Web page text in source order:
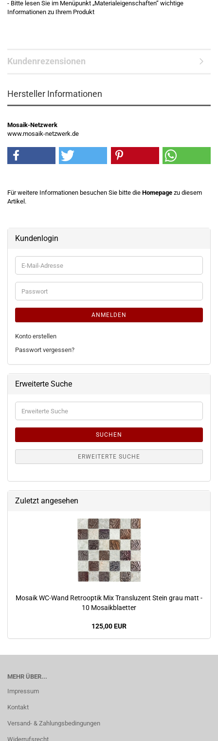
- Bitte lesen Sie im Menüpunkt „Materialeigenschaften“ wichtige
Informationen zu Ihrem Produkt
Kundenrezensionen
Hersteller Informationen
Mosaik-Netzwerk
www.mosaik-netzwerk.de
Für weitere Informationen besuchen Sie bitte die Homepage zu diesem
Artikel.
Kundenlogin
E-
Mail-
Adresse
Passwort
ANMELDEN
Konto erstellen
Passwort vergessen?
Erweiterte Suche
Erweiterte
Suche
SUCHEN
ERWEITERTE SUCHE
Zuletzt angesehen
Mosaik WC-Wand Retrooptik Mix Transluzent Stein grau matt -
10 Mosaikblaetter
125,00 EUR
MEHR ÜBER...
Impressum
Kontakt
Versand- & Zahlungsbedingungen
Widerrufsrecht